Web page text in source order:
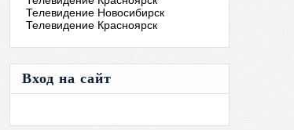
Телевидение Новосибирск
Телевидение Красноярск
Вход на сайт